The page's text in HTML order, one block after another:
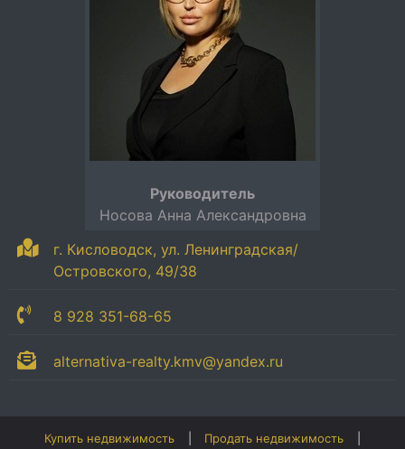
г. Кисловодск, ул. Ленинградская/
Островского, 49/38
8 928 351-68-65
alternativa-realty.kmv@yandex.ru
Руководитель
Носова Анна Александровна
Купить недвижимость Продать недвижимость